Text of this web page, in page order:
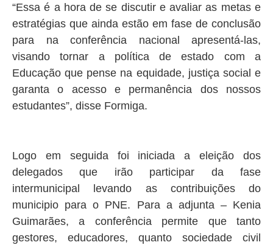
“Essa é a hora de se discutir e avaliar as metas e
estratégias que ainda estão em fase de conclusão
para na conferência nacional apresentá-las,
visando tornar a política de estado com a
Educação que pense na equidade, justiça social e
garanta o acesso e permanência dos nossos
estudantes”, disse Formiga.
Logo em seguida foi iniciada a eleição dos
delegados que irão participar da fase
intermunicipal levando as contribuições do
municipio para o PNE. Para a adjunta – Kenia
Guimarães, a conferência permite que tanto
gestores, educadores, quanto sociedade civil